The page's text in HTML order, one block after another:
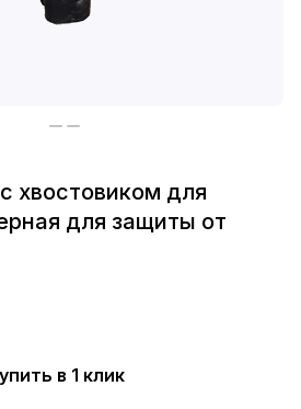
хвостовиком для
для защиты от
в 1 клик